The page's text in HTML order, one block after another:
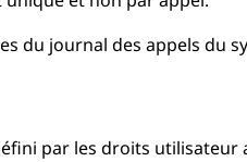
du journal des appels du
par les droits utilisateur